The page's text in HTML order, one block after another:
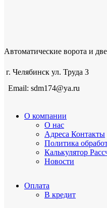
Автоматические ворота и
г. Челябинск ул. Труда 3
Email: sdm174@ya.ru
О компании
О нас
Адреса Контакты
Политика
Калькулятор
Новости
Оплата
В кредит